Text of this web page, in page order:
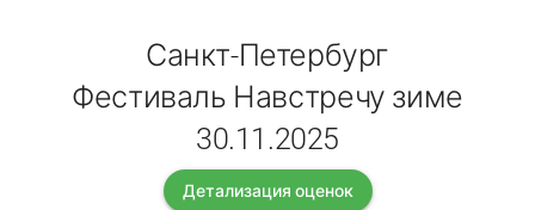
Санкт-Петербург
Фестиваль Навстречу зиме
30.11.2025
Детализация оценок